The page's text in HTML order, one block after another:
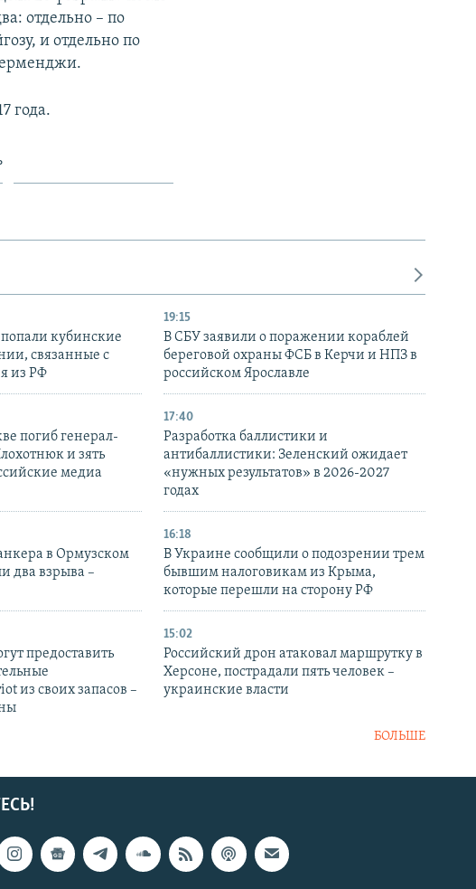
отдельно – по
и отдельно по
года.
кубинские
связанные с
из РФ
19:15
В СБУ заявили о поражении кораблей
береговой охраны ФСБ в Керчи и НПЗ в
российском Ярославле
погиб генерал-
и зять
медиа
17:40
Разработка баллистики и
антибаллистики: Зеленский ожидает
«нужных результатов» в 2026-2027
годах
в Ормузском
два взрыва –
16:18
В Украине сообщили о подозрении трем
бывшим налоговикам из Крыма,
которые перешли на сторону РФ
предоставить
из своих запасов –
15:02
Российский дрон атаковал маршрутку в
Херсоне, пострадали пять человек –
украинские власти
БОЛЬШЕ